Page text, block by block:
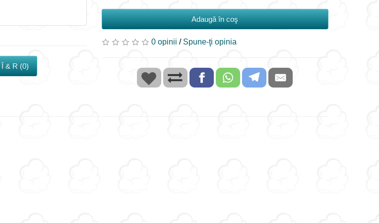
Î & R (0)
Adaugă în coş
0 opinii / Spune-ţi opinia